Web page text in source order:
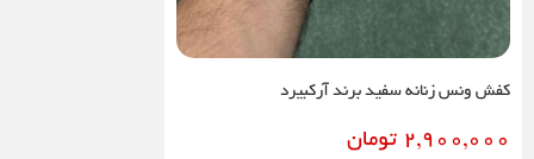
کفش ونس زنانه سفید برند آرکبیرد
2,900,000 تومان